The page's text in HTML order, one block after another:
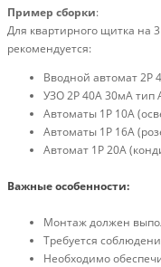
Пример сборки:
Для квартирного щитка на
рекомендуется:
Вводной автомат 2P
УЗО 2P 40А 30мА тип
Автоматы 1P 10А
Автоматы 1P 16А
Автомат 1P 20А
Важные особенности:
Монтаж должен
Требуется
Необходимо